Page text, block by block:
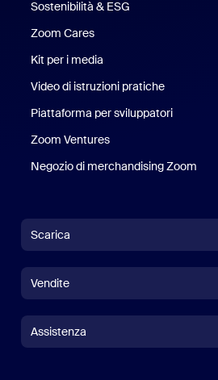
Sostenibilità & ESG
Zoom Cares
Kit per i media
Video di istruzioni pratiche
Piattaforma per sviluppatori
Zoom Ventures
Negozio di merchandising Zoom
Scarica
App Zoom RoomsApp Zoom Rooms
Controller per Zoom Rooms
Vendite
Contatta il reparto vendite
Assistenza
Assistenza